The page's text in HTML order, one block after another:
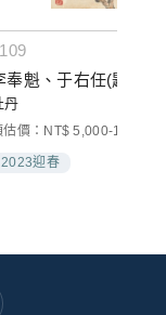
奉魁、于右任(題)
丹
估價：NT$ 5,000-10,000
2023迎春